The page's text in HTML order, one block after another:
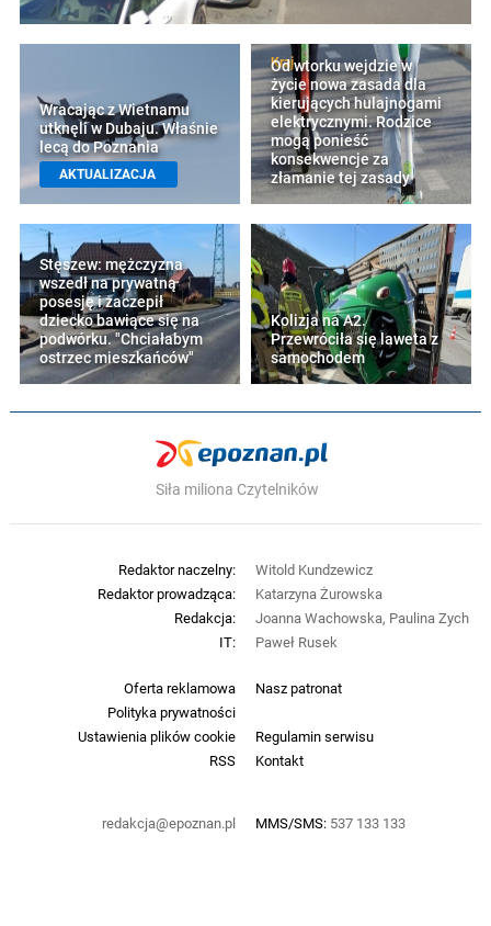
Wracając z Wietnamu
utknęli w Dubaju. Właśnie
lecą do Poznania
AKTUALIZACJA
Kraj
Od wtorku wejdzie w
życie nowa zasada dla
kierujących hulajnogami
elektrycznymi. Rodzice
mogą ponieść
konsekwencje za
złamanie tej zasady
Stęszew: mężczyzna
wszedł na prywatną
posesję i zaczepił
dziecko bawiące się na
podwórku. "Chciałabym
ostrzec mieszkańców"
Kolizja na A2.
Przewróciła się laweta z
samochodem
Siła miliona Czytelników
Oferta reklamowa
Nasz patronat
Polityka prywatności
Ustawienia plików cookie
Regulamin serwisu
RSS
Kontakt
redakcja@epoznan.pl MMS/SMS: 537 133 133
Redaktor naczelny:
Witold Kundzewicz
Redaktor prowadząca:
Katarzyna Żurowska
Redakcja:
Joanna Wachowska, Paulina Zych
IT:
Paweł Rusek